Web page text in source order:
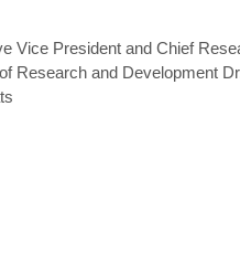
Vice President and Chief
Research and Development